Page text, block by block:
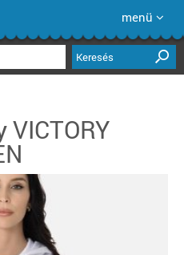
menü
Keresés
VICTORY